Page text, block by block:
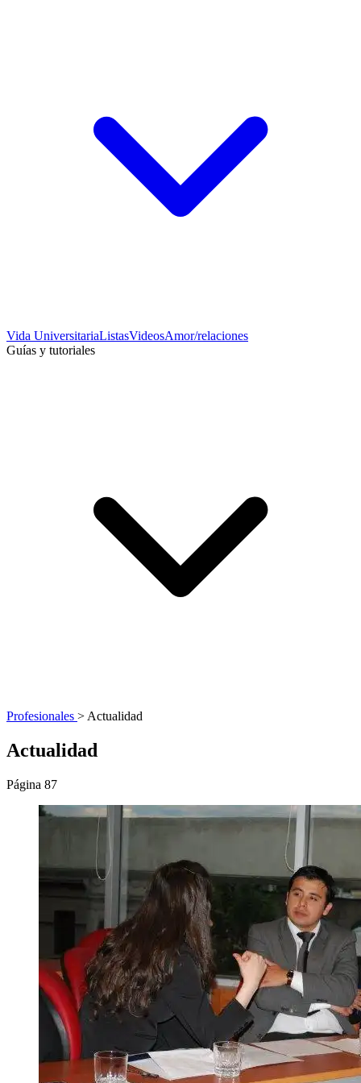
Vida UniversitariaListasVideosAmor/relaciones
Guías y tutoriales
Profesionales > Actualidad
Actualidad
Página 87